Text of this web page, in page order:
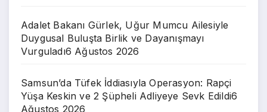
Adalet Bakanı Gürlek, Uğur Mumcu Ailesiyle
Duygusal Buluşta Birlik ve Dayanışmayı
Vurguladı6 Ağustos 2026
Samsun’da Tüfek İddiasıyla Operasyon: Rapçi
Yüşa Keskin ve 2 Şüpheli Adliyeye Sevk Edildi6
Ağustos 2026